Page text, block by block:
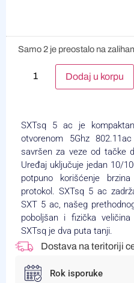
Samo 2 je preostalo na
Dodaj u korpu
SXTsq 5 ac je
otvorenom 5Ghz
savršen za veze od tačke
Uređaj uključuje jedan 10/
potpuno korišćenje
protokol. SXTsq 5 ac
SXT 5 ac, našeg
poboljšan i fizička
SXTsq je dva puta tanji.
Dostava na teritoriji
Rok isporuke